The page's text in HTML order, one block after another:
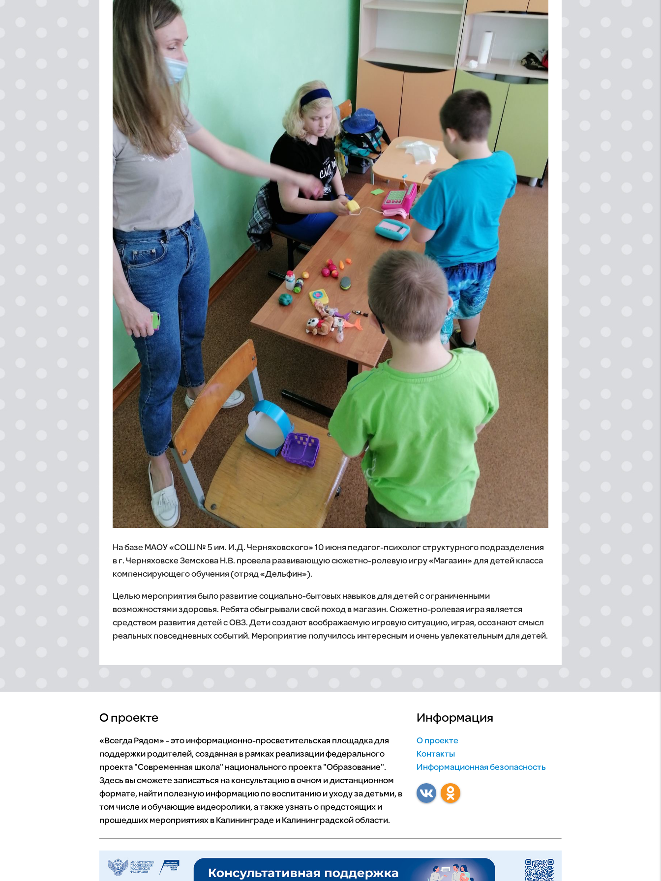
На базе МАОУ «СОШ № 5 им. И.Д. Черняховского» 10 июня педагог-психолог структурного подразделения
в г. Черняховске Земскова Н.В. провела развивающую сюжетно-ролевую игру «Магазин» для детей класса
компенсирующего обучения (отряд «Дельфин»).
Целью мероприятия было развитие социально-бытовых навыков для детей с ограниченными
возможностями здоровья. Ребята обыгрывали свой поход в магазин. Сюжетно-ролевая игра является
средством развития детей с ОВЗ. Дети создают воображаемую игровую ситуацию, играя, осознают смысл
реальных повседневных событий. Мероприятие получилось интересным и очень увлекательным для детей.
О проекте
«Всегда Рядом» - это информационно-просветительская площадка для
поддержки родителей, созданная в рамках реализации федерального
проекта "Современная школа" национального проекта "Образование".
Здесь вы сможете записаться на консультацию в очном и дистанционном
формате, найти полезную информацию по воспитанию и уходу за детьми, в
том числе и обучающие видеоролики, а также узнать о предстоящих и
прошедших мероприятиях в Калининграде и Калининградской области.
Информация
О проекте
Контакты
Информационная безопасность